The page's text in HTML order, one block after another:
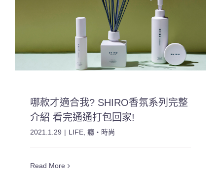
哪款才適合我? SHIRO香氛系列完整
介紹 看完通通打包回家!
2021.1.29 | LIFE ,癮・時尚
Read More